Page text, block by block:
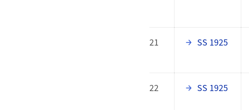
21 SS 1925
22 SS 1925